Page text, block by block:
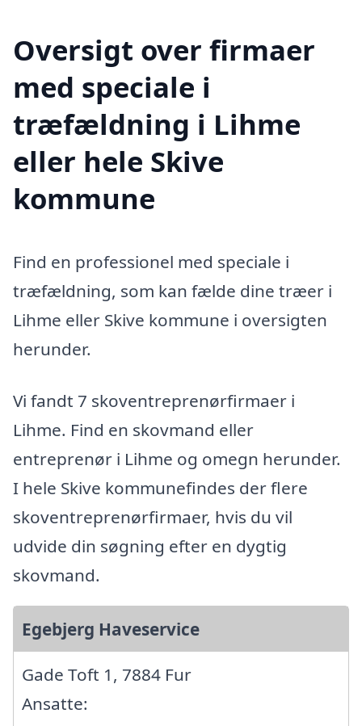
Oversigt over firmaer
med speciale i
træfældning i Lihme
eller hele Skive
kommune
Find en professionel med speciale i
træfældning, som kan fælde dine træer i
Lihme eller Skive kommune i oversigten
herunder.
Vi fandt 7 skoventreprenørfirmaer i
Lihme. Find en skovmand eller
entreprenør i Lihme og omegn herunder.
I hele Skive kommunefindes der flere
skoventreprenørfirmaer, hvis du vil
udvide din søgning efter en dygtig
skovmand.
Egebjerg Haveservice
Gade Toft 1, 7884 Fur
Ansatte: